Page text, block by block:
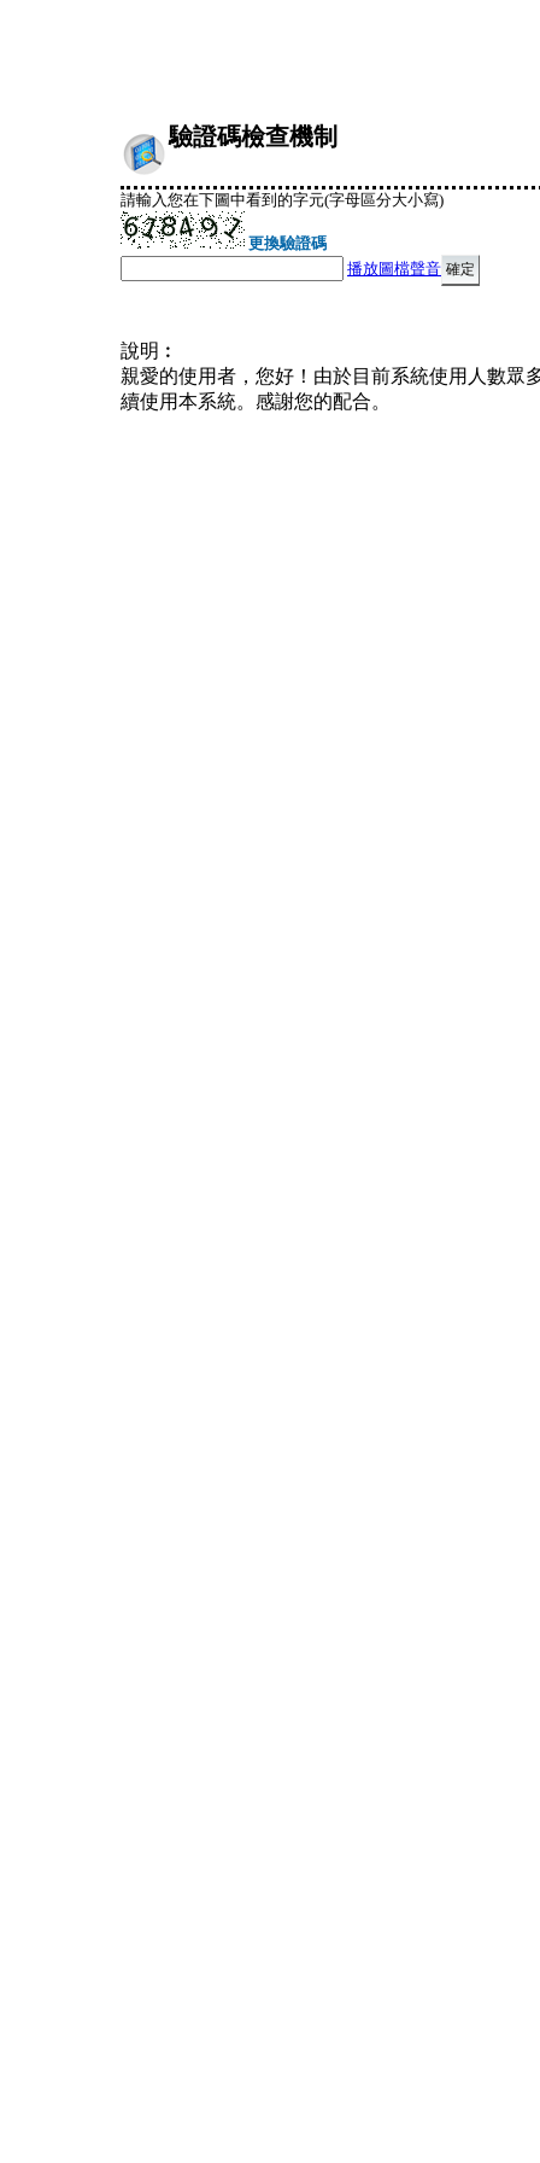
驗證碼檢查機制
請輸入您在下圖中看到的字元(字母區分大小寫)
更換驗證碼
播放圖檔聲音
說明︰
親愛的使用者，您好！由於目前系統使用人數眾
續使用本系統。感謝您的配合。